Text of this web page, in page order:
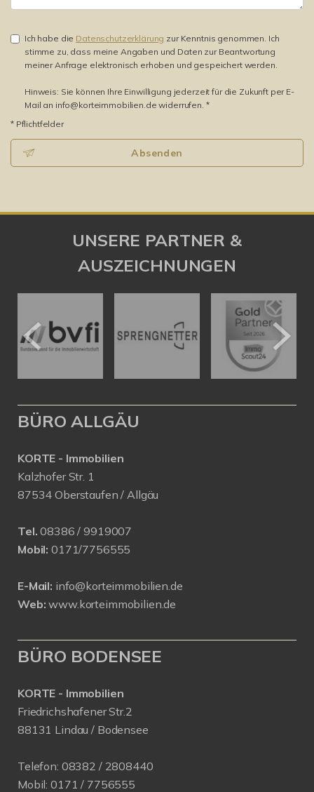
Ich habe die Datenschutzerklärung zur Kenntnis genommen. Ich
stimme zu, dass meine Angaben und Daten zur Beantwortung
meiner Anfrage elektronisch erhoben und gespeichert werden.
Hinweis: Sie können Ihre Einwilligung jederzeit für die Zukunft per E-
Mail an info@korteimmobilien.de widerrufen. *
* Pflichtfelder
Absenden
UNSERE PARTNER &
AUSZEICHNUNGEN
BÜRO ALLGÄU
KORTE - Immobilien
Kalzhofer Str. 1
87534 Oberstaufen / Allgäu
Tel. 08386 / 9919007
Mobil: 0171/7756555
E-Mail: info@korteimmobilien.de
Web: www.korteimmobilien.de
BÜRO BODENSEE
KORTE - Immobilien
Friedrichshafener Str.2
88131 Lindau / Bodensee
Telefon: 08382 / 2808440
Mobil: 0171 / 7756555